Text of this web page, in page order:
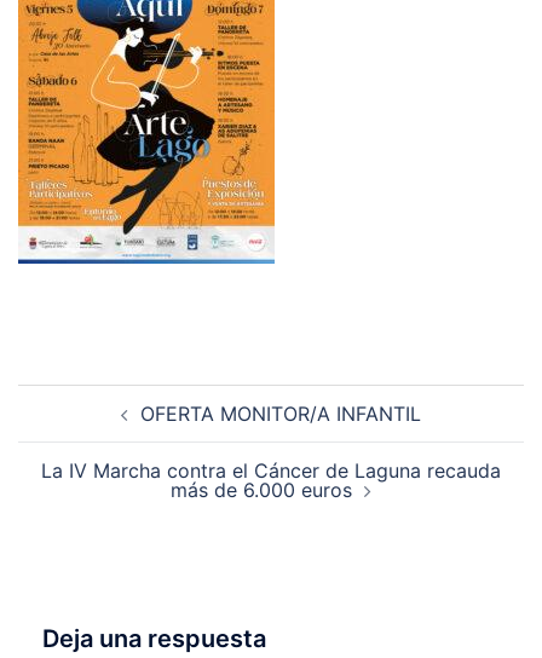
Navegación
entradas
OFERTA MONITOR/A INFANTIL
La IV Marcha contra el Cáncer de Laguna recauda
más de 6.000 euros
Deja una respuesta